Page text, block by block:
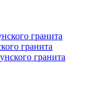
гранита
гранита
гранита